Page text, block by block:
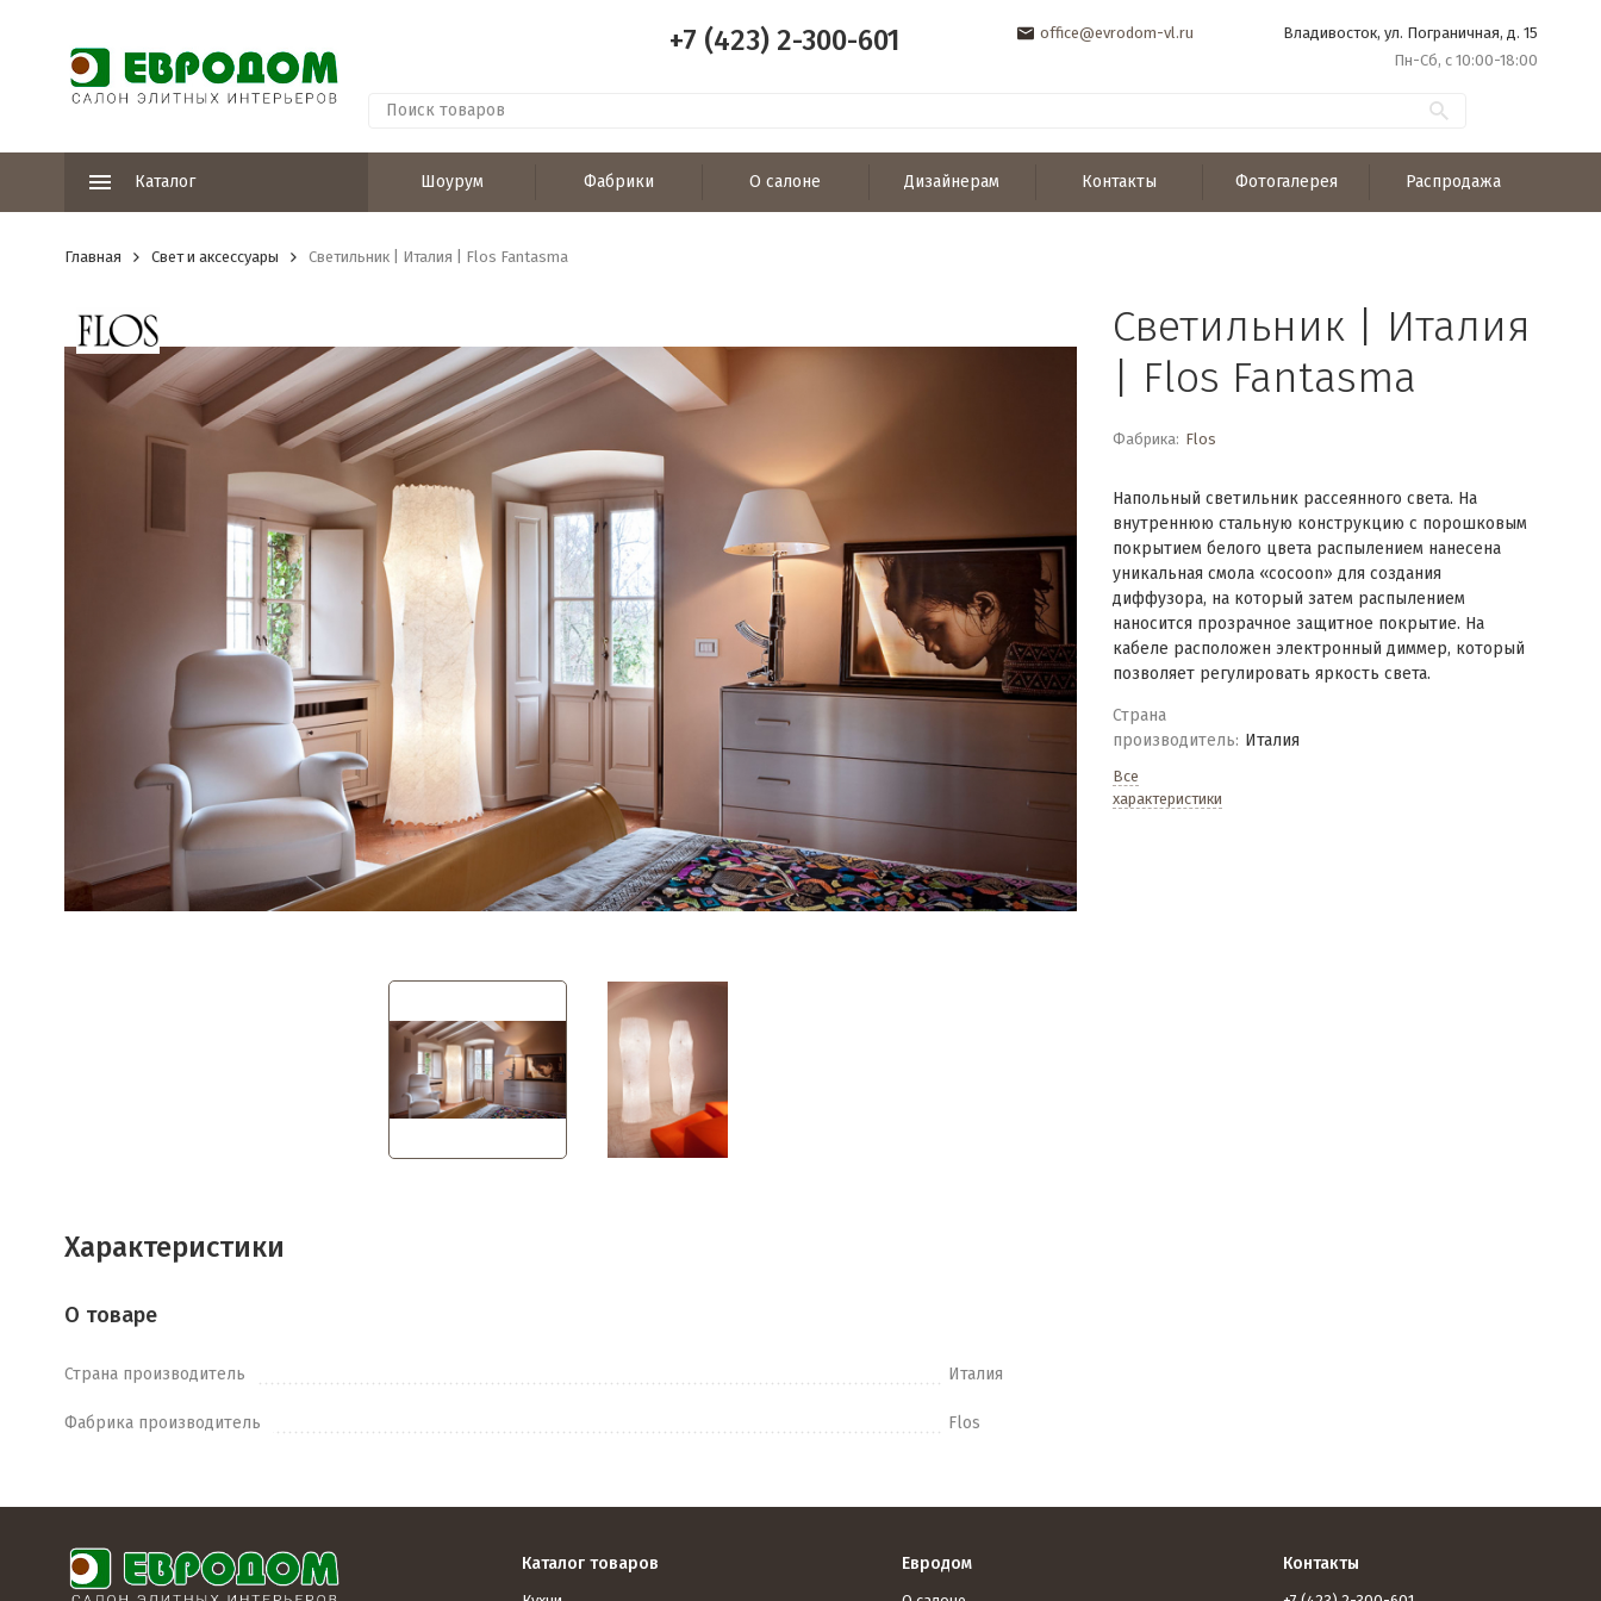
+7 (423) 2-300-601 office@evrodom-vl.ru
Владивосток, ул. Пограничная, д. 15
Пн-Сб, с 10:00-18:00
Каталог Шоурум Фабрики О салоне Дизайнерам Контакты Фотогалерея Распродажа
Главная Свет и аксессуары Светильник | Италия | Flos Fantasma
Светильник | Италия
| Flos Fantasma
Фабрика: Flos
Напольный светильник рассеянного света. На
внутреннюю стальную конструкцию с порошковым
покрытием белого цвета распылением нанесена
уникальная смола «cocoon» для создания
диффузора, на который затем распылением
наносится прозрачное защитное покрытие. На
кабеле расположен электронный диммер, который
позволяет регулировать яркость света.
Страна
производитель: Италия
Все
характеристики
Характеристики
О товаре
Страна производитель Италия
Фабрика производитель Flos
Каталог товаров Евродом Контакты